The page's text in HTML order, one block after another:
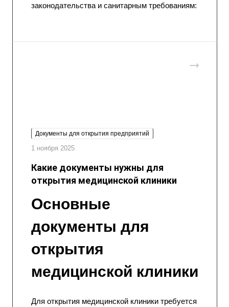
законодательства и санитарным требованиям:
Документы для открытия предприятий
1 ноября 2025
Какие документы нужны для
открытия медицинской клиники
Основные
документы для
открытия
медицинской клиники
Для открытия медицинской клиники требуется